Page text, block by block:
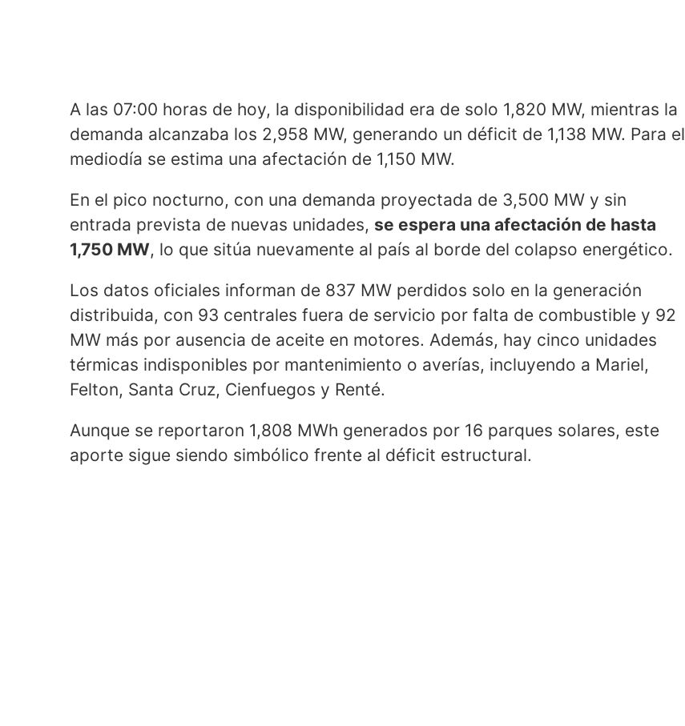
A las 07:00 horas de hoy, la disponibilidad era de solo 1,820 MW, mientras la
demanda alcanzaba los 2,958 MW, generando un déficit de 1,138 MW. Para el
mediodía se estima una afectación de 1,150 MW.
En el pico nocturno, con una demanda proyectada de 3,500 MW y sin
entrada prevista de nuevas unidades, se espera una afectación de hasta
1,750 MW, lo que sitúa nuevamente al país al borde del colapso energético.
Los datos oficiales informan de 837 MW perdidos solo en la generación
distribuida, con 93 centrales fuera de servicio por falta de combustible y 92
MW más por ausencia de aceite en motores. Además, hay cinco unidades
térmicas indisponibles por mantenimiento o averías, incluyendo a Mariel,
Felton, Santa Cruz, Cienfuegos y Renté.
Aunque se reportaron 1,808 MWh generados por 16 parques solares, este
aporte sigue siendo simbólico frente al déficit estructural.